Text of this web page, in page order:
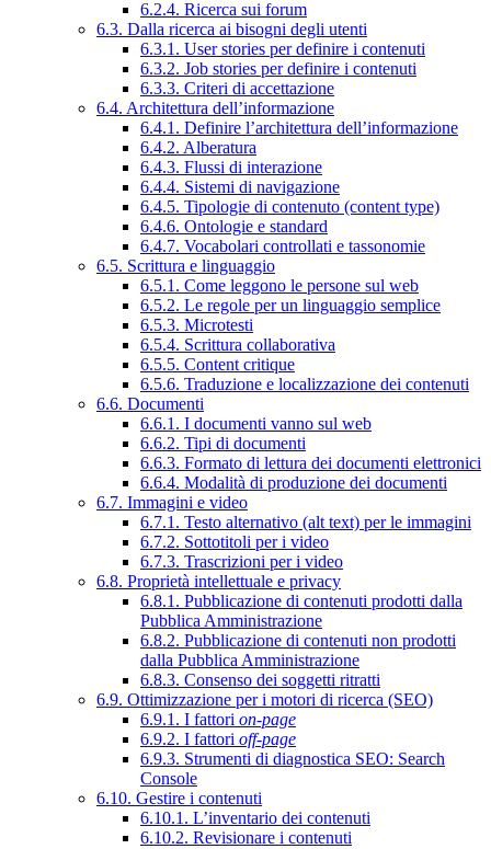
6.2.4. Ricerca sui forum
6.3. Dalla ricerca ai bisogni degli utenti
6.3.1. User stories per definire i contenuti
6.3.2. Job stories per definire i contenuti
6.3.3. Criteri di accettazione
6.4. Architettura dell’informazione
6.4.1. Definire l’architettura dell’informazione
6.4.2. Alberatura
6.4.3. Flussi di interazione
6.4.4. Sistemi di navigazione
6.4.5. Tipologie di contenuto (content type)
6.4.6. Ontologie e standard
6.4.7. Vocabolari controllati e tassonomie
6.5. Scrittura e linguaggio
6.5.1. Come leggono le persone sul web
6.5.2. Le regole per un linguaggio semplice
6.5.3. Microtesti
6.5.4. Scrittura collaborativa
6.5.5. Content critique
6.5.6. Traduzione e localizzazione dei contenuti
6.6. Documenti
6.6.1. I documenti vanno sul web
6.6.2. Tipi di documenti
6.6.3. Formato di lettura dei documenti elettronici
6.6.4. Modalità di produzione dei documenti
6.7. Immagini e video
6.7.1. Testo alternativo (alt text) per le immagini
6.7.2. Sottotitoli per i video
6.7.3. Trascrizioni per i video
6.8. Proprietà intellettuale e privacy
6.8.1. Pubblicazione di contenuti prodotti dalla
Pubblica Amministrazione
6.8.2. Pubblicazione di contenuti non prodotti
dalla Pubblica Amministrazione
6.8.3. Consenso dei soggetti ritratti
6.9. Ottimizzazione per i motori di ricerca (SEO)
6.9.1. I fattori on-page
6.9.2. I fattori off-page
6.9.3. Strumenti di diagnostica SEO: Search
Console
6.10. Gestire i contenuti
6.10.1. L’inventario dei contenuti
6.10.2. Revisionare i contenuti